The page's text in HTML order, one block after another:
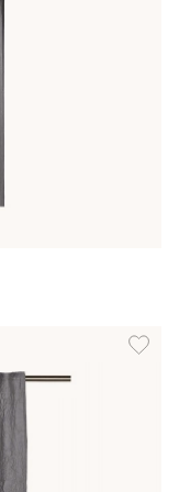
även i dessa färger:
Lägg